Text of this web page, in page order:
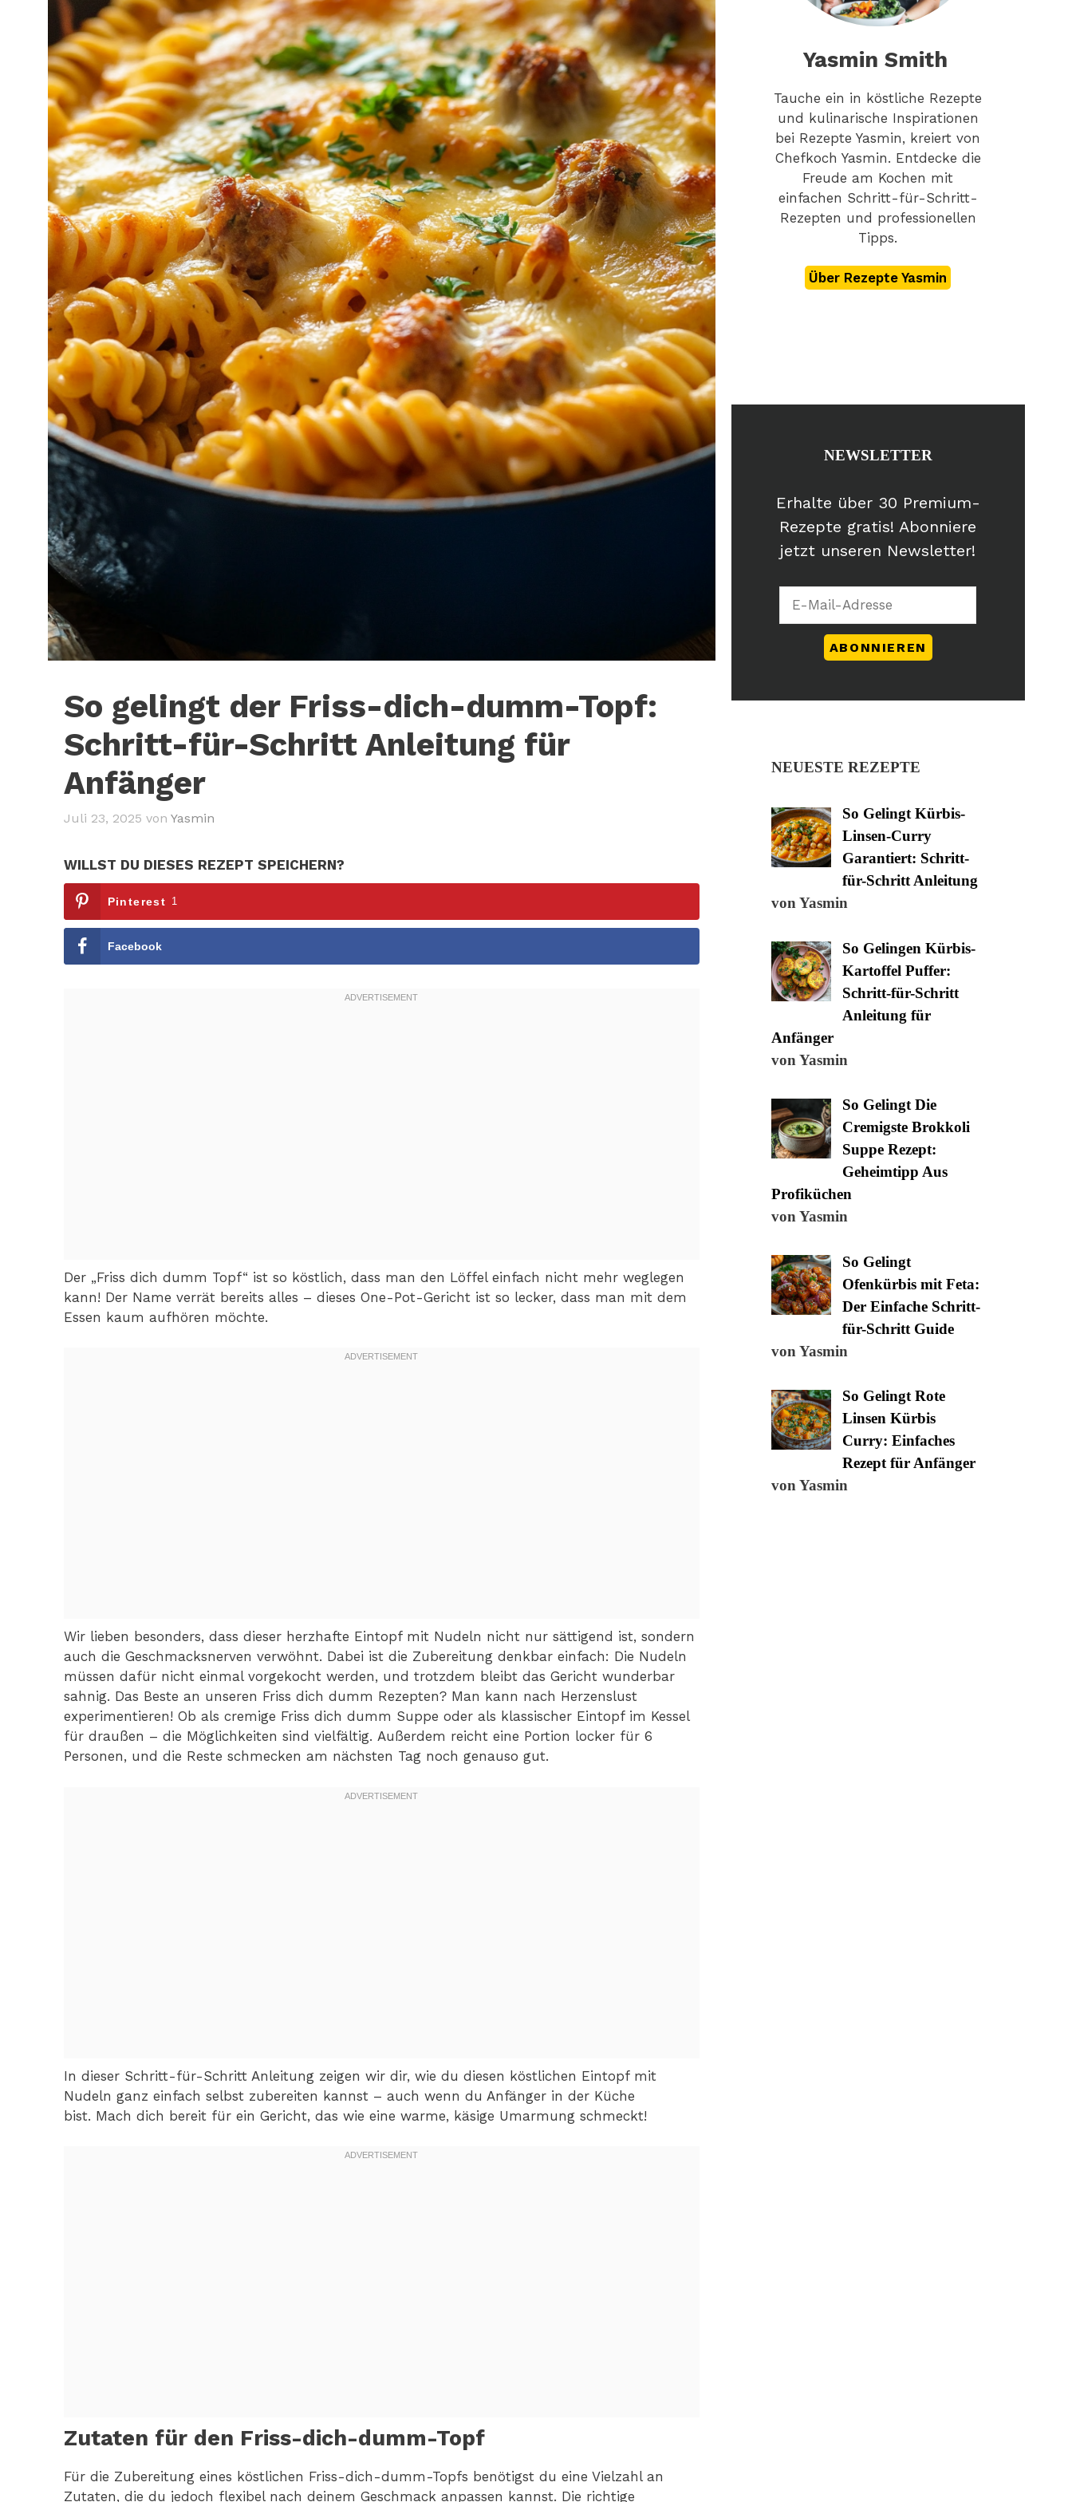
So gelingt der Friss-dich-dumm-Topf:
Schritt-für-Schritt Anleitung für
Anfänger
Juli 23, 2025 von Yasmin
WILLST DU DIESES REZEPT SPEICHERN?
Pinterest 1
Facebook
Der „Friss dich dumm Topf“ ist so köstlich, dass man den Löffel einfach nicht mehr weglegen
kann! Der Name verrät bereits alles – dieses One-Pot-Gericht ist so lecker, dass man mit dem
Essen kaum aufhören möchte.
Wir lieben besonders, dass dieser herzhafte Eintopf mit Nudeln nicht nur sättigend ist, sondern
auch die Geschmacksnerven verwöhnt. Dabei ist die Zubereitung denkbar einfach: Die Nudeln
müssen dafür nicht einmal vorgekocht werden, und trotzdem bleibt das Gericht wunderbar
sahnig. Das Beste an unseren Friss dich dumm Rezepten? Man kann nach Herzenslust
experimentieren! Ob als cremige Friss dich dumm Suppe oder als klassischer Eintopf im Kessel
für draußen – die Möglichkeiten sind vielfältig. Außerdem reicht eine Portion locker für 6
Personen, und die Reste schmecken am nächsten Tag noch genauso gut.
In dieser Schritt-für-Schritt Anleitung zeigen wir dir, wie du diesen köstlichen Eintopf mit
Nudeln ganz einfach selbst zubereiten kannst – auch wenn du Anfänger in der Küche
bist. Mach dich bereit für ein Gericht, das wie eine warme, käsige Umarmung schmeckt!
Zutaten für den Friss-dich-dumm-Topf
Für die Zubereitung eines köstlichen Friss-dich-dumm-Topfs benötigst du eine Vielzahl an
Zutaten, die du jedoch flexibel nach deinem Geschmack anpassen kannst. Die richtige
Yasmin Smith
Tauche ein in köstliche Rezepte
und kulinarische Inspirationen
bei Rezepte Yasmin, kreiert von
Chefkoch Yasmin. Entdecke die
Freude am Kochen mit
einfachen Schritt-für-Schritt-
Rezepten und professionellen
Tipps.
Über Rezepte Yasmin
NEWSLETTER
Erhalte über 30 Premium-
Rezepte gratis! Abonniere
jetzt unseren Newsletter!
NEUESTE REZEPTE
So Gelingt Kürbis-
Linsen-Curry
Garantiert: Schritt-
für-Schritt Anleitung
von Yasmin
So Gelingen Kürbis-
Kartoffel Puffer:
Schritt-für-Schritt
Anleitung für
Anfänger
von Yasmin
So Gelingt Die
Cremigste Brokkoli
Suppe Rezept:
Geheimtipp Aus
Profiküchen
von Yasmin
So Gelingt
Ofenkürbis mit Feta:
Der Einfache Schritt-
für-Schritt Guide
von Yasmin
So Gelingt Rote
Linsen Kürbis
Curry: Einfaches
Rezept für Anfänger
von Yasmin